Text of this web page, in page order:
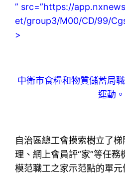
” src=”https://
et/group3/M00/CD/99/
>
中衛市食糧和物質儲蓄局
運動。
自治區總工會摸索樹立了
理、網上會員評“家”等任
模范職工之家示范點的單